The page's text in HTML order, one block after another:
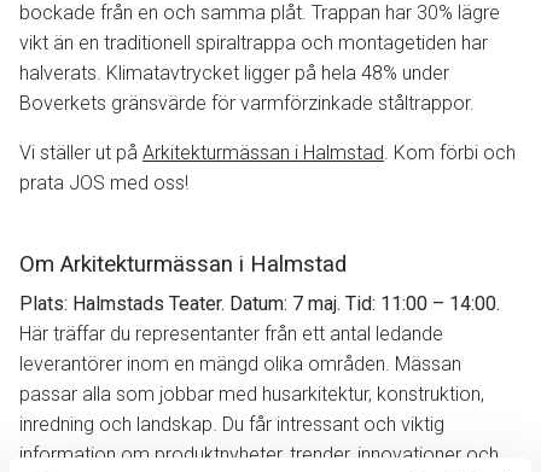
bockade från en och samma plåt. Trappan har 30% lägre
vikt än en traditionell spiraltrappa och montagetiden har
halverats. Klimatavtrycket ligger på hela 48% under
Boverkets gränsvärde för varmförzinkade ståltrappor.
Vi ställer ut på Arkitekturmässan i Halmstad. Kom förbi och
prata JOS med oss!
Om Arkitekturmässan i Halmstad
Plats: Halmstads Teater. Datum: 7 maj. Tid: 11:00 – 14:00.
Här träffar du representanter från ett antal ledande
leverantörer inom en mängd olika områden. Mässan
passar alla som jobbar med husarkitektur, konstruktion,
inredning och landskap. Du får intressant och viktig
information om produktnyheter, trender, innovationer och